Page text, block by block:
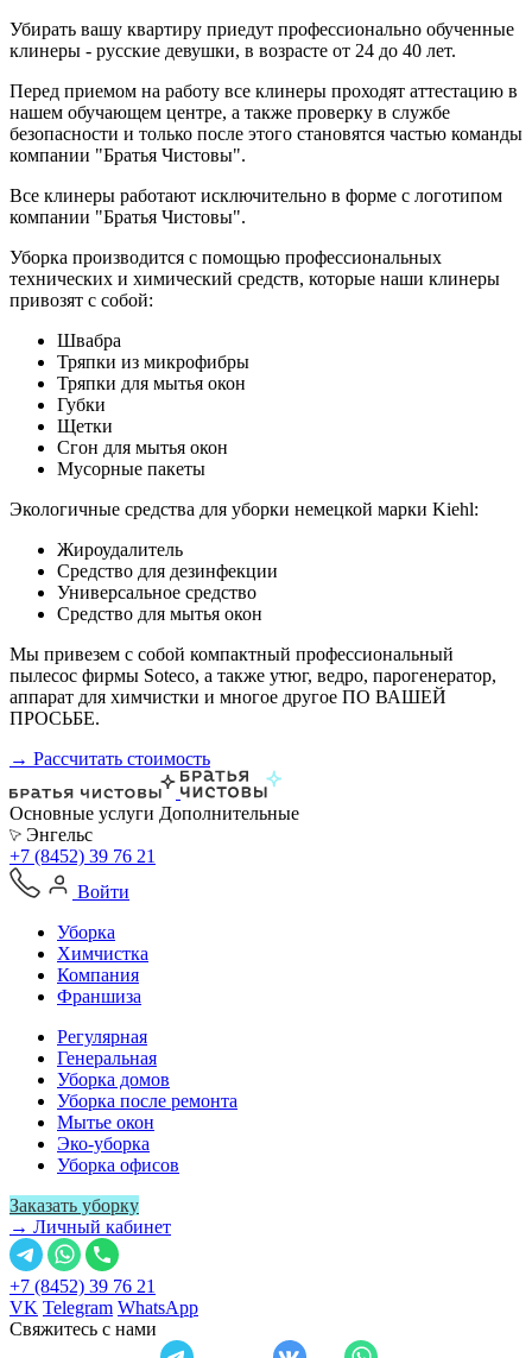
Убирать вашу квартиру приедут профессионально обученные
клинеры - русские девушки, в возрасте от 24 до 40 лет.
Перед приемом на работу все клинеры проходят аттестацию в
нашем обучающем центре, а также проверку в службе
безопасности и только после этого становятся частью команды
компании "Братья Чистовы".
Все клинеры работают исключительно в форме с логотипом
компании "Братья Чистовы".
Уборка производится с помощью профессиональных
технических и химический средств, которые наши клинеры
привозят с собой:
Швабра
Тряпки из микрофибры
Тряпки для мытья окон
Губки
Щетки
Сгон для мытья окон
Мусорные пакеты
Экологичные средства для уборки немецкой марки Kiehl:
Жироудалитель
Средство для дезинфекции
Универсальное средство
Средство для мытья окон
Мы привезем с собой компактный профессиональный
пылесос фирмы Soteco, а также утюг, ведро, парогенератор,
аппарат для химчистки и многое другое ПО ВАШЕЙ
ПРОСЬБЕ.
→ Рассчитать стоимость
Основные услуги Дополнительные
Энгельс
+7 (8452) 39 76 21
Войти
Уборка
Химчистка
Компания
Франшиза
Регулярная
Генеральная
Уборка домов
Уборка после ремонта
Мытье окон
Эко-уборка
Уборка офисов
Заказать уборку
→ Личный кабинет
+7 (8452) 39 76 21
VK Telegram WhatsApp
Свяжитесь с нами